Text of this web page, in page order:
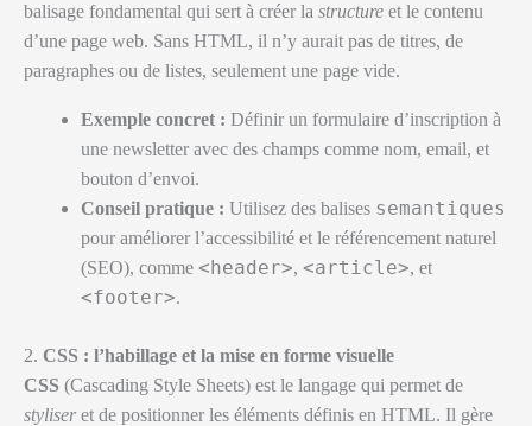
balisage fondamental qui sert à créer la structure et le contenu
d’une page web. Sans HTML, il n’y aurait pas de titres, de
paragraphes ou de listes, seulement une page vide.
Exemple concret : Définir un formulaire d’inscription à
une newsletter avec des champs comme nom, email, et
bouton d’envoi.
Conseil pratique : Utilisez des balises semantiques
pour améliorer l’accessibilité et le référencement naturel
(SEO), comme <header>, <article>, et
<footer>.
2. CSS : l’habillage et la mise en forme visuelle
CSS (Cascading Style Sheets) est le langage qui permet de
styliser et de positionner les éléments définis en HTML. Il gère